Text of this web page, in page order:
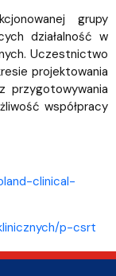
grupy
działalność w
Uczestnictwo
projektowania
przygotowywania
współpracy
clinical-
p-csrt